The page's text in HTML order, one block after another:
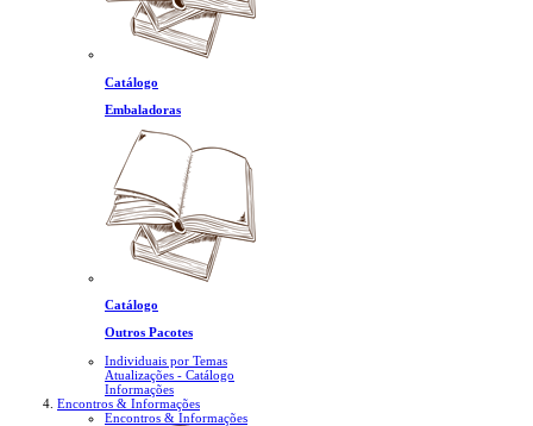
Catálogo
Embaladoras
Catálogo
Outros Pacotes
Individuais por Temas
Atualizações - Catálogo
Informações
Encontros & Informações
Encontros & Informações